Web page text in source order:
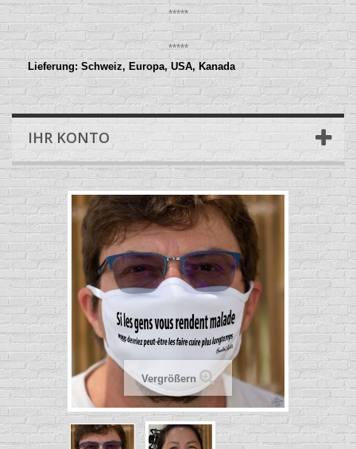
*****
*****
Lieferung: Schweiz, Europa, USA, Kanada
IHR KONTO
Vergrößern